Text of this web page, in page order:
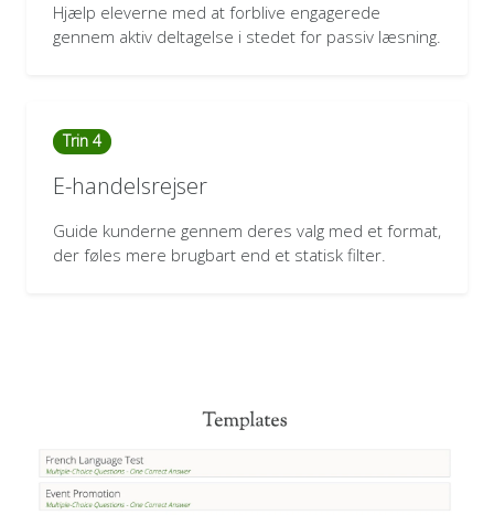
Hjælp eleverne med at forblive engagerede
gennem aktiv deltagelse i stedet for passiv læsning.
Trin 4
E-handelsrejser
Guide kunderne gennem deres valg med et format,
der føles mere brugbart end et statisk filter.